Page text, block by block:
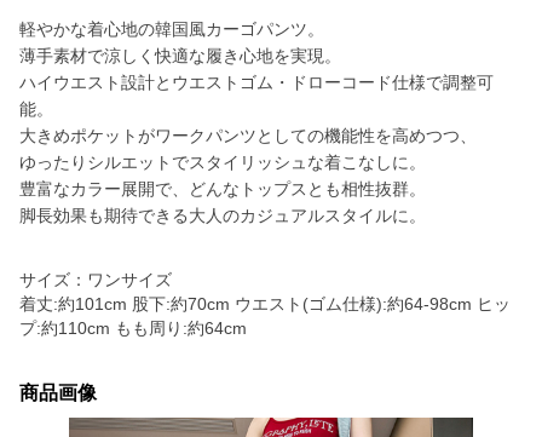
軽やかな着心地の韓国風カーゴパンツ。
薄手素材で涼しく快適な履き心地を実現。
ハイウエスト設計とウエストゴム・ドローコード仕様で調整可
能。
大きめポケットがワークパンツとしての機能性を高めつつ、
ゆったりシルエットでスタイリッシュな着こなしに。
豊富なカラー展開で、どんなトップスとも相性抜群。
脚長効果も期待できる大人のカジュアルスタイルに。
サイズ：ワンサイズ
着丈:約101cm 股下:約70cm ウエスト(ゴム仕様):約64-98cm ヒッ
プ:約110cm もも周り:約64cm
商品画像